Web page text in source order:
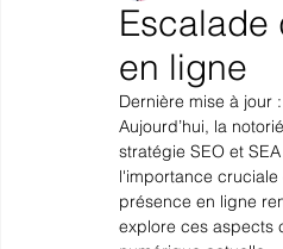
Escalade
en ligne
Dernière mise à jour :
Aujourd’hui, la
stratégie SEO et
l'importance
présence en ligne
explore ces aspects